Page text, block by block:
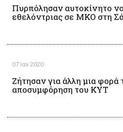
Πυρπόλησαν αυτοκίνητο
εθελόντριας σε ΜΚΟ στη
07 Ιαν 2020
Ζήτησαν για άλλη μια φορά
αποσυμφόρηση του ΚΥΤ